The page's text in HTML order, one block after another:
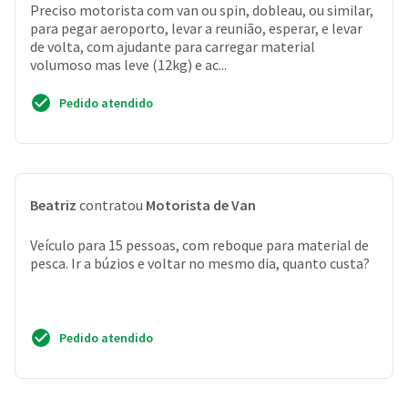
Preciso motorista com van ou spin, dobleau, ou similar,
para pegar aeroporto, levar a reunião, esperar, e levar
de volta, com ajudante para carregar material
volumoso mas leve (12kg) e ac...
Pedido atendido
Beatriz contratou Motorista de Van
Veículo para 15 pessoas, com reboque para material de
pesca. Ir a búzios e voltar no mesmo dia, quanto custa?
Pedido atendido